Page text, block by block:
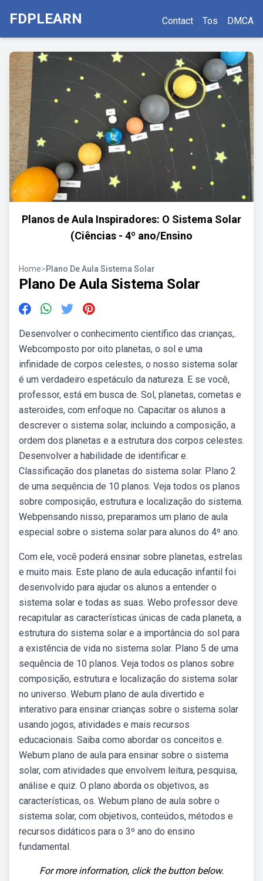
FDPLEARN Contact Tos DMCA
Planos de Aula Inspiradores: O Sistema Solar
(Ciências - 4º ano/Ensino
Home>Plano De Aula Sistema Solar
Plano De Aula Sistema Solar
Desenvolver o conhecimento científico das crianças,.
Webcomposto por oito planetas, o sol e uma
infinidade de corpos celestes, o nosso sistema solar
é um verdadeiro espetáculo da natureza. E se você,
professor, está em busca de. Sol, planetas, cometas e
asteroides, com enfoque no. Capacitar os alunos a
descrever o sistema solar, incluindo a composição, a
ordem dos planetas e a estrutura dos corpos celestes.
Desenvolver a habilidade de identificar e.
Classificação dos planetas do sistema solar. Plano 2
de uma sequência de 10 planos. Veja todos os planos
sobre composição, estrutura e localização do sistema.
Webpensando nisso, preparamos um plano de aula
especial sobre o sistema solar para alunos do 4º ano.
Com ele, você poderá ensinar sobre planetas, estrelas
e muito mais. Este plano de aula educação infantil foi
desenvolvido para ajudar os alunos a entender o
sistema solar e todas as suas. Webo professor deve
recapitular as características únicas de cada planeta, a
estrutura do sistema solar e a importância do sol para
a existência de vida no sistema solar. Plano 5 de uma
sequência de 10 planos. Veja todos os planos sobre
composição, estrutura e localização do sistema solar
no universo. Webum plano de aula divertido e
interativo para ensinar crianças sobre o sistema solar
usando jogos, atividades e mais recursos
educacionais. Saiba como abordar os conceitos e.
Webum plano de aula para ensinar sobre o sistema
solar, com atividades que envolvem leitura, pesquisa,
análise e quiz. O plano aborda os objetivos, as
características, os. Webum plano de aula sobre o
sistema solar, com objetivos, conteúdos, métodos e
recursos didáticos para o 3º ano do ensino
fundamental.
For more information, click the button below.